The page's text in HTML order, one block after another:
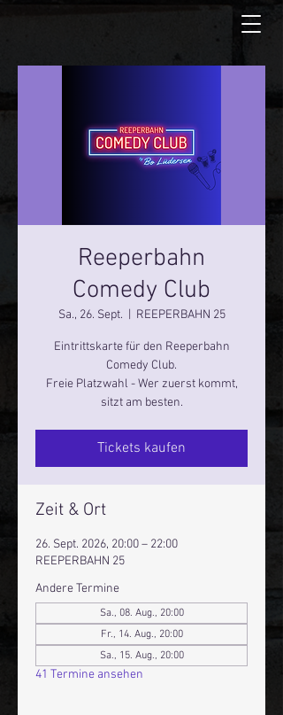
Reeperbahn
Comedy Club
Sa., 26. Sept. REEPERBAHN 25
Eintrittskarte für den Reeperbahn
Comedy Club.
Freie Platzwahl - Wer zuerst kommt,
sitzt am besten.
Tickets kaufen
Zeit & Ort
26. Sept. 2026, 20:00 – 22:00
REEPERBAHN 25
Andere Termine
Sa., 08. Aug., 20:00
Fr., 14. Aug., 20:00
Sa., 15. Aug., 20:00
41 Termine ansehen